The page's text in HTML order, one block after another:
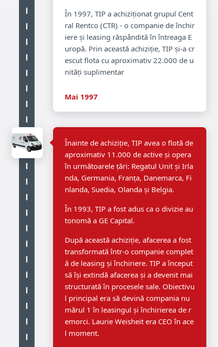
În 1997, TIP a achiziționat grupul Cent
ral Rentco (CTR) - o companie de închir
iere și leasing răspândită în întreaga E
uropă. Prin această achiziție, TIP și-a cr
escut flota cu aproximativ 22.000 de u
nități suplimentar
Mai 1997
Înainte de achiziție, TIP avea o flotă de
aproximativ 11.000 de active și opera
în următoarele țări: Regatul Unit și Irla
nda, Germania, Franța, Danemarca, Fi
nlanda, Suedia, Olanda și Belgia.
În 1993, TIP a fost adus ca o divizie au
tonomă a GE Capital.
După această achiziție, afacerea a fost
transformată într-o companie complet
ă de leasing și închiriere. TIP a început
să își extindă afacerea și a devenit mai
structurată în procesele sale. Obiectivu
l principal era să devină compania nu
mărul 1 în leasingul și închirierea de r
emorci. Laurie Weisheit era CEO în ace
l moment.